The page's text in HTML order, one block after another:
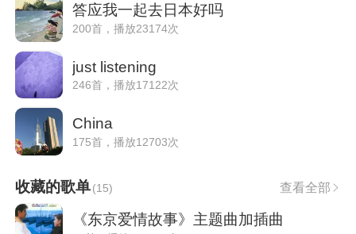
答应我一起去日本好吗
200首，播放23174次
just listening
246首，播放17122次
China
175首，播放12703次
收藏的歌单(15) 查看全部
《东京爱情故事》主题曲加插曲